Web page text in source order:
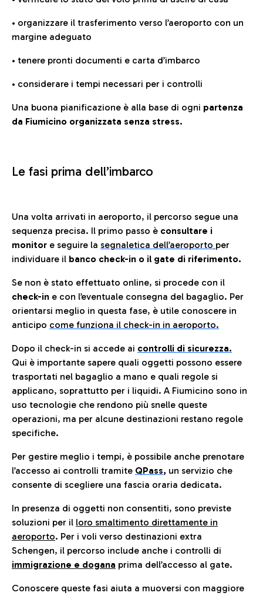
• organizzare il trasferimento verso l’aeroporto con un
margine adeguato
• tenere pronti documenti e carta d’imbarco
• considerare i tempi necessari per i controlli
Una buona pianificazione è alla base di ogni partenza
da Fiumicino organizzata senza stress.
Le fasi prima dell’imbarco
Una volta arrivati in aeroporto, il percorso segue una
sequenza precisa. Il primo passo è consultare i
monitor e seguire la segnaletica dell’aeroporto per
individuare il banco check-in o il gate di riferimento.
Se non è stato effettuato online, si procede con il
check-in e con l’eventuale consegna del bagaglio. Per
orientarsi meglio in questa fase, è utile conoscere in
anticipo come funziona il check-in in aeroporto.
Dopo il check-in si accede ai controlli di sicurezza.
Qui è importante sapere quali oggetti possono essere
trasportati nel bagaglio a mano e quali regole si
applicano, soprattutto per i liquidi. A Fiumicino sono in
uso tecnologie che rendono più snelle queste
operazioni, ma per alcune destinazioni restano regole
specifiche.
Per gestire meglio i tempi, è possibile anche prenotare
l’accesso ai controlli tramite QPass, un servizio che
consente di scegliere una fascia oraria dedicata.
In presenza di oggetti non consentiti, sono previste
soluzioni per il loro smaltimento direttamente in
aeroporto. Per i voli verso destinazioni extra
Schengen, il percorso include anche i controlli di
immigrazione e dogana prima dell’accesso al gate.
Conoscere queste fasi aiuta a muoversi con maggiore